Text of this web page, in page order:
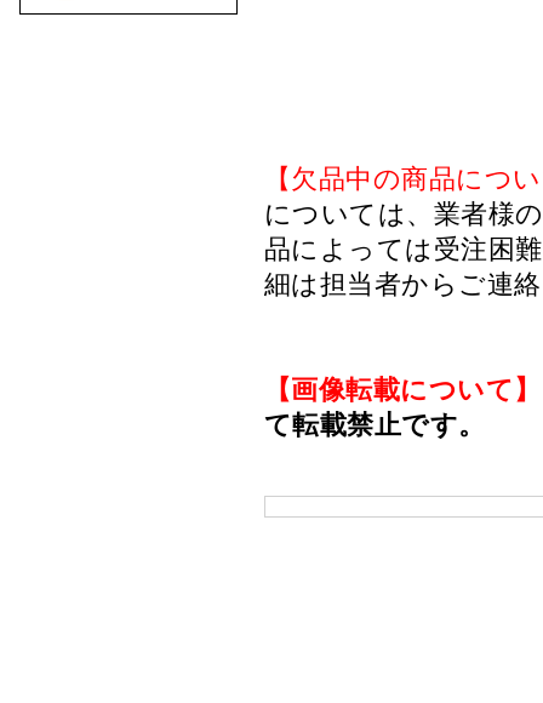
【欠品中の商品につ
については、業者様
品によっては受注困
細は担当者からご連
【画像転載について】
て転載禁止です。